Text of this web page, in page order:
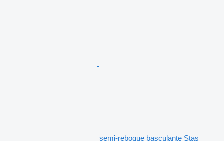
semi-reboque basculante Stas